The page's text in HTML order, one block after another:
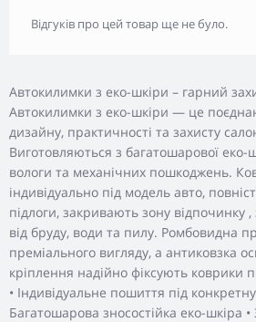
Автокилимки з еко-шкіри – гарний
Автокилимки з еко-шкіри — це
дизайну, практичності та захисту
Виготовляються з багатошарової еко-
вологи та механічних пошкоджень.
індивідуально під модель авто,
підлоги, закривають зону відпочинку
від бруду, води та пилу. Ромбовидна
преміального вигляду, а антиковзка
кріплення надійно фіксують коврики
• Індивідуальне пошиття під
Багатошарова зносостійка еко-шкіра •
Відгуків про цей товар ще не було.